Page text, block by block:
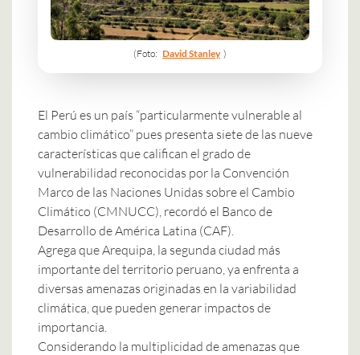
(Foto: David Stanley )
El Perú es un país “particularmente vulnerable al
cambio climático” pues presenta siete de las nueve
características que califican el grado de
vulnerabilidad reconocidas por la Convención
Marco de las Naciones Unidas sobre el Cambio
Climático (CMNUCC), recordó el Banco de
Desarrollo de América Latina (CAF).
Agrega que Arequipa, la segunda ciudad más
importante del territorio peruano, ya enfrenta a
diversas amenazas originadas en la variabilidad
climática, que pueden generar impactos de
importancia.
Considerando la multiplicidad de amenazas que